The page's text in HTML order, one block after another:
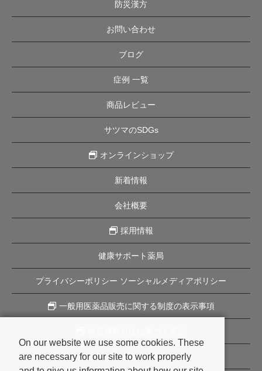
防災漢方
お問い合わせ
ブログ
症例 一覧
商品レビュー
サツマのSDGs
オンラインショップ
新着情報
会社概要
採用情報
健康サポート薬局
プライバシーポリシー ソーシャルメディアポリシー
一般用医薬品販売に関する制度の表示事項
企業理念
On our website we use some cookies. These
are necessary for our site to work properly